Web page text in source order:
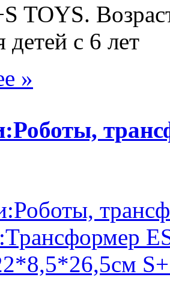
TOYS.
детей с 6 лет
»